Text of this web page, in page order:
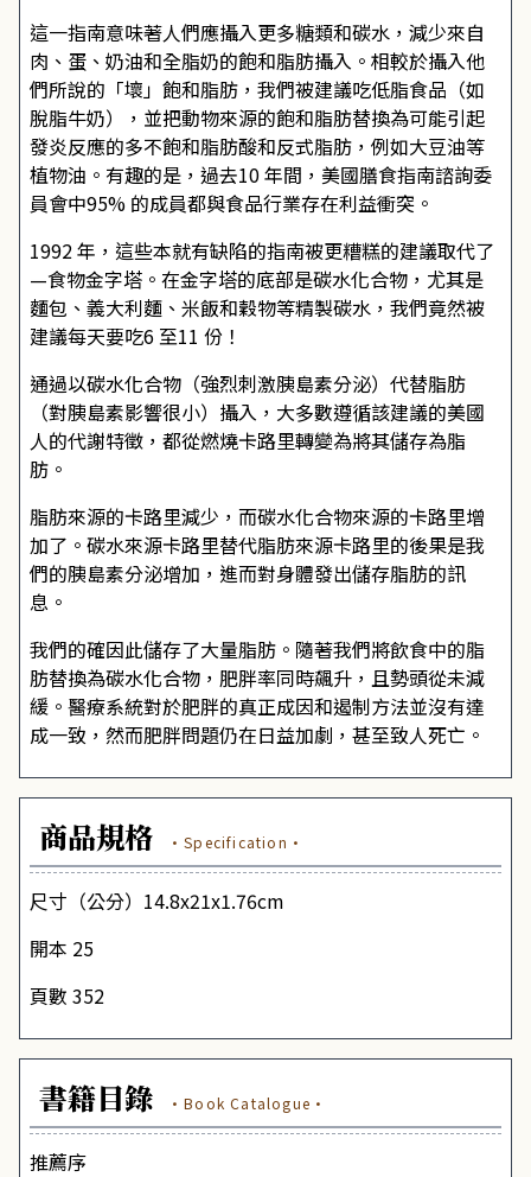
這一指南意味著人們應攝入更多糖類和碳水，減少來自
肉、蛋、奶油和全脂奶的飽和脂肪攝入。相較於攝入他
們所說的「壞」飽和脂肪，我們被建議吃低脂食品（如
脫脂牛奶），並把動物來源的飽和脂肪替換為可能引起
發炎反應的多不飽和脂肪酸和反式脂肪，例如大豆油等
植物油。有趣的是，過去10 年間，美國膳食指南諮詢委
員會中95% 的成員都與食品行業存在利益衝突。
1992 年，這些本就有缺陷的指南被更糟糕的建議取代了
—食物金字塔。在金字塔的底部是碳水化合物，尤其是
麵包、義大利麵、米飯和穀物等精製碳水，我們竟然被
建議每天要吃6 至11 份！
通過以碳水化合物（強烈刺激胰島素分泌）代替脂肪
（對胰島素影響很小）攝入，大多數遵循該建議的美國
人的代謝特徵，都從燃燒卡路里轉變為將其儲存為脂
肪。
脂肪來源的卡路里減少，而碳水化合物來源的卡路里增
加了。碳水來源卡路里替代脂肪來源卡路里的後果是我
們的胰島素分泌增加，進而對身體發出儲存脂肪的訊
息。
我們的確因此儲存了大量脂肪。隨著我們將飲食中的脂
肪替換為碳水化合物，肥胖率同時飆升，且勢頭從未減
緩。醫療系統對於肥胖的真正成因和遏制方法並沒有達
成一致，然而肥胖問題仍在日益加劇，甚至致人死亡。
商品規格 ·Specification·
尺寸（公分）14.8x21x1.76cm
開本 25
頁數 352
書籍目錄 ·Book Catalogue·
推薦序